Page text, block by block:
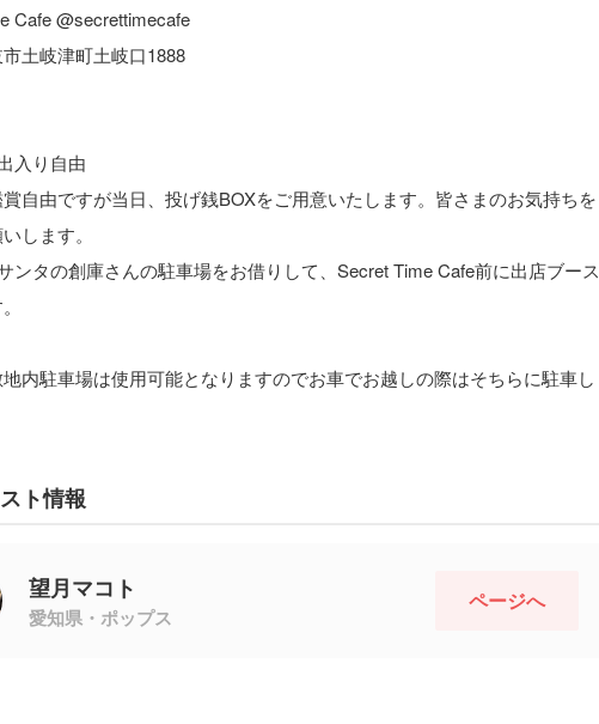
Cafe @secrettimecafe
土岐津町土岐口1888
入り自由
自由ですが当日、投げ銭BOXをご用意いたします。皆さまのお気持ちを
します。
ンタの創庫さんの駐車場をお借りして、Secret Time Cafe前に出店ブース
内駐車場は使用可能となりますのでお車でお越しの際はそちらに駐車し
ト情報
望月マコト
愛知県・ポップス
ページへ